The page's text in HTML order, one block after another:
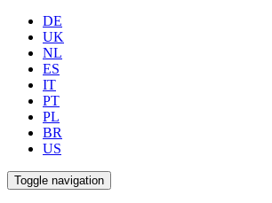
DE
UK
NL
ES
IT
PT
PL
BR
US
Toggle navigation